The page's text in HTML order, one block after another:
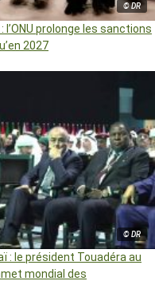
© DR
: l’ONU prolonge les sanctions
2027
© DR
: le président Touadéra au
mondial des